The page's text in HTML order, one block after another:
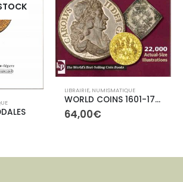
LIBRAIRIE, NUMISMATIQUE
WORLD COINS 1601-1700
64,00€